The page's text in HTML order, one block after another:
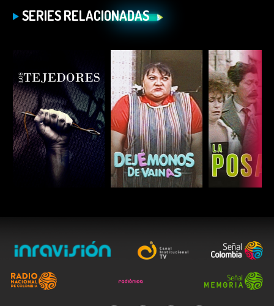
SERIES RELACIONADAS
ESCUCHAR ESCUCHAR